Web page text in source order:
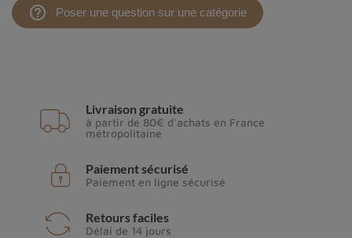
help_outline Poser une question sur une catégorie
Livraison gratuite
à partir de 80€ d'achats en France
métropolitaine
Paiement sécurisé
Paiement en ligne sécurisé
Retours faciles
Délai de 14 jours